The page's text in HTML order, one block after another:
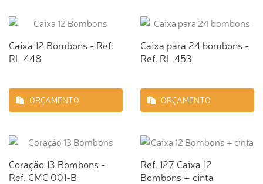
Caixa 12 Bombons - Ref.
RL 448
ORÇAMENTO
Caixa para 24 bombons -
Ref. RL 453
ORÇAMENTO
Coração 13 Bombons -
Ref. CMC 001-B
Ref. 127 Caixa 12
Bombons + cinta